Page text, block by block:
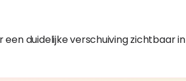
duidelijke verschuiving zichtbaar in